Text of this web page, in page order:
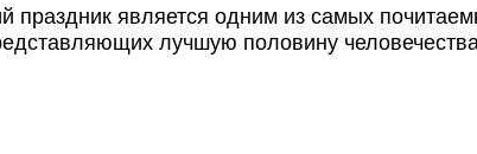
праздник является одним из самых
лучшую половину